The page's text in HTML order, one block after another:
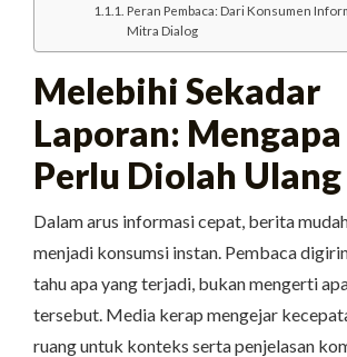
Peran Pembaca: Dari Konsumen
Mitra Dialog
Melebihi Sekadar
Laporan:
Perlu Diolah Ulang
Dalam arus informasi cepat, berita
menjadi konsumsi instan. Pembaca
tahu apa yang terjadi, bukan mengerti
tersebut. Media kerap mengejar
ruang untuk konteks serta penjelasan